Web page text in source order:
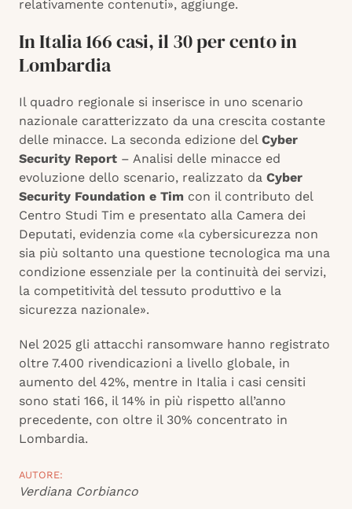
relativamente contenuti», aggiunge.
In Italia 166 casi, il 30 per cento in
Lombardia
Il quadro regionale si inserisce in uno scenario
nazionale caratterizzato da una crescita costante
delle minacce. La seconda edizione del Cyber
Security Report – Analisi delle minacce ed
evoluzione dello scenario, realizzato da Cyber
Security Foundation e Tim con il contributo del
Centro Studi Tim e presentato alla Camera dei
Deputati, evidenzia come «la cybersicurezza non
sia più soltanto una questione tecnologica ma una
condizione essenziale per la continuità dei servizi,
la competitività del tessuto produttivo e la
sicurezza nazionale».
Nel 2025 gli attacchi ransomware hanno registrato
oltre 7.400 rivendicazioni a livello globale, in
aumento del 42%, mentre in Italia i casi censiti
sono stati 166, il 14% in più rispetto all’anno
precedente, con oltre il 30% concentrato in
Lombardia.
AUTORE:
Verdiana Corbianco